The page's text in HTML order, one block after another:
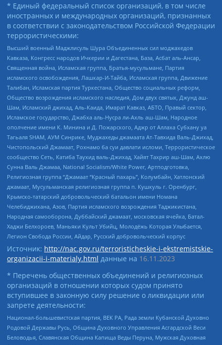
* Единый федеральный список организаций, в том числе
иностранных и международных организаций, признанных
в соответствии с законодательством Российской Федерации
террористическими:
Высший военный Маджлисуль Шура Объединенных сил моджахедов
Кавказа, Конгресс народов Ичкерии и Дагестана, База, Асбат аль-Ансар,
Священная война, Исламская группа, Братья-мусульмане, Партия
исламского освобождения, Лашкар-И-Тайба, Исламская группа, Движение
Талибан, Исламская партия Туркестана, Общество социальных реформ,
Общество возрождения исламского наследия, Дом двух святых, Джунд аш-
Шам, Исламский джихад, Аль-Каида, Имарат Кавказ, АБТО, Правый сектор,
Исламское государство, Джабха аль-Нусра ли-Ахль аш-Шам, Народное
ополчение имени К. Минина и Д. Пожарского, Аджр от Аллаха Субхану уа
Тагьаля SHAM, АУМ Синрике, Муджахеды джамаата Ат-Тавхида Валь-Джихад,
Чистопольский Джамаат, Рохнамо ба суи давлати исломи, Террористическое
сообщество Сеть, Катиба Таухид валь-Джихад, Хайят Тахрир аш-Шам, Ахлю
Сунна Валь Джамаа, National Socialism/White Power, Артподготовка,
Религиозная группа “Джамаат “Красный пахарь”, Колумбайн, Хатлонский
джамаат, Мусульманская религиозная группа п. Кушкуль г. Оренбург,
Крымско-татарский добровольческий батальон имени Номана
Челебиджихана, Азов, Партия исламского возрождения Таджикистана,
Народная самооборона, Дуббайский джамаат, московская ячейка, Батал-
Хаджи Белхороев, Маньяки Культ Убийц, Молодёжь Которая Улыбается,
Легион Свобода России, Айдар, Русский добровольческий корпус
Источник: http://nac.gov.ru/terroristicheskie-i-ekstremistskie-
organizacii-i-materialy.html данные на 16.11.2023
* Перечень общественных объединений и религиозных
организаций в отношении которых судом принято
вступившее в законную силу решение о ликвидации или
запрете деятельности:
Национал-большевистская партия, ВЕК РА, Рада земли Кубанской Духовно
Родовой Державы Русь, Община Духовного Управления Асгардской Веси
Беловодья, Славянская Община Капища Веды Перуна, Мужская Духовная